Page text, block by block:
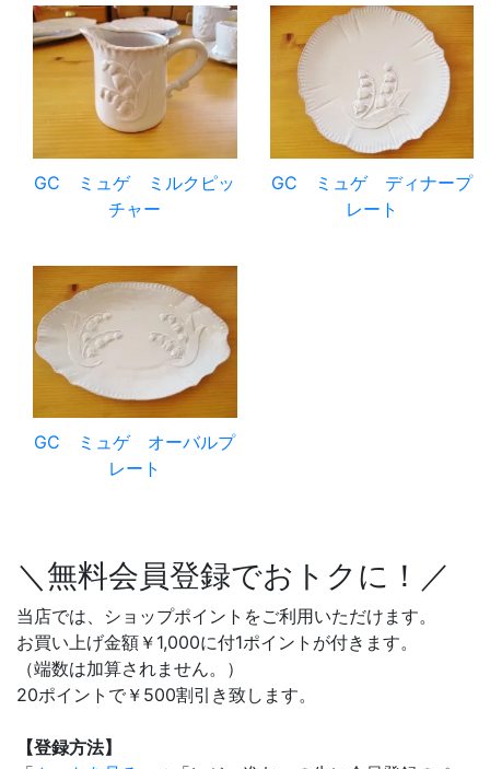
GC ミュゲ ミルクピッ
チャー
GC ミュゲ ディナープ
レート
GC ミュゲ オーバルプ
レート
＼無料会員登録でおトクに！／
当店では、ショップポイントをご利用いただけます。
お買い上げ金額￥1,000に付1ポイントが付きます。
（端数は加算されません。）
20ポイントで￥500割引き致します。
【登録方法】